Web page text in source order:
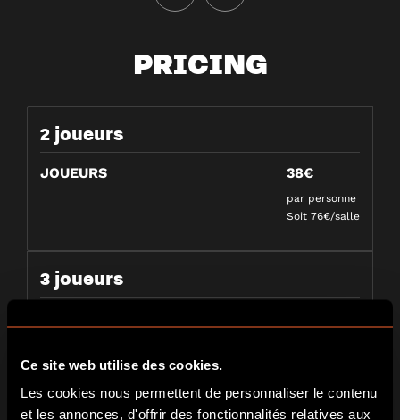
Ce site web utilise des cookies.
Les cookies nous permettent de personnaliser le contenu
et les annonces, d'offrir des fonctionnalités relatives aux
PRICING
2 joueurs
JOUEURS 38€
par personne
Soit 76€/salle
3 joueurs